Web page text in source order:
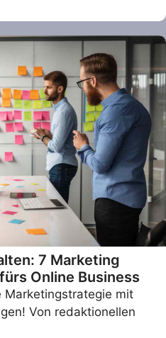
7 Marketing
Online Business
Marketingstrategie mit
Von redaktionellen